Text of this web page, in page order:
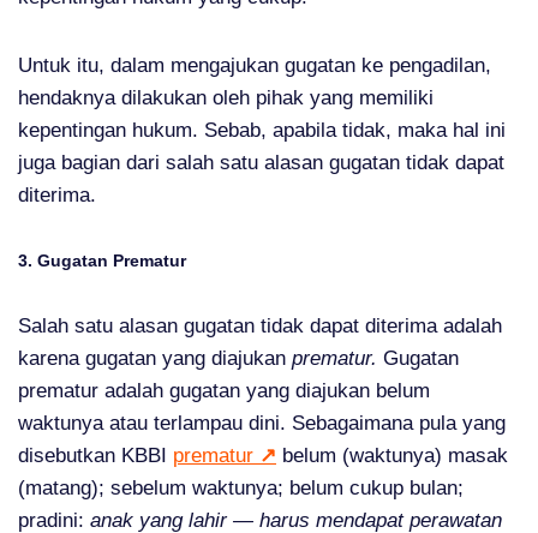
Untuk itu, dalam mengajukan gugatan ke pengadilan,
hendaknya dilakukan oleh pihak yang memiliki
kepentingan hukum. Sebab, apabila tidak, maka hal ini
juga bagian dari salah satu alasan gugatan tidak dapat
diterima.
3. Gugatan Prematur
Salah satu alasan gugatan tidak dapat diterima adalah
karena gugatan yang diajukan prematur. Gugatan
prematur adalah gugatan yang diajukan belum
waktunya atau terlampau dini. Sebagaimana pula yang
disebutkan KBBI prematur ↗ belum (waktunya) masak
(matang); sebelum waktunya; belum cukup bulan;
pradini: anak yang lahir — harus mendapat perawatan